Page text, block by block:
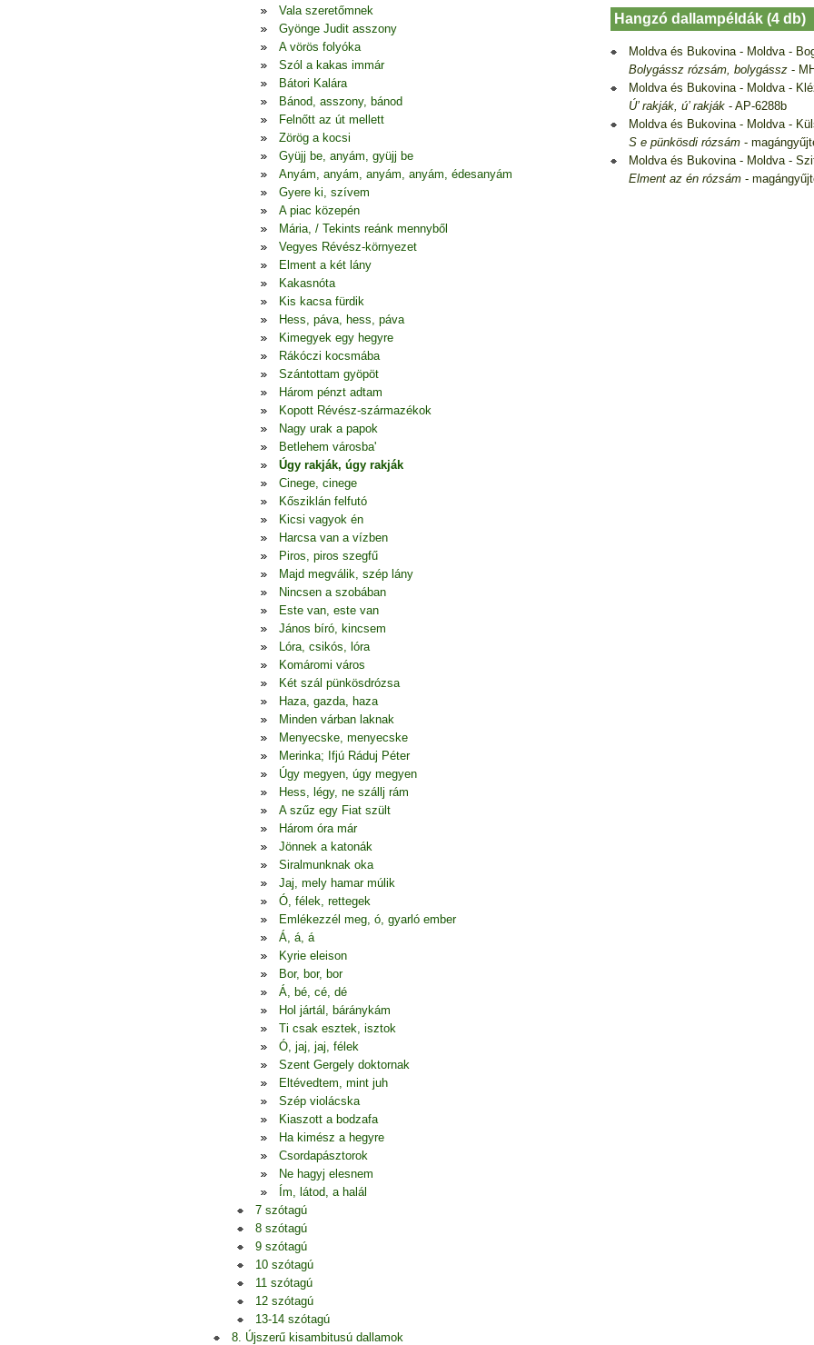
Vala szeretőmnek
Gyönge Judit asszony
A vörös folyóka
Szól a kakas immár
Bátori Kalára
Bánod, asszony, bánod
Felnőtt az út mellett
Zörög a kocsi
Gyüjj be, anyám, gyüjj be
Anyám, anyám, anyám, anyám, édesanyám
Gyere ki, szívem
A piac közepén
Mária, / Tekints reánk mennyből
Vegyes Révész-környezet
Elment a két lány
Kakasnóta
Kis kacsa fürdik
Hess, páva, hess, páva
Kimegyek egy hegyre
Rákóczi kocsmába
Szántottam gyöpöt
Három pénzt adtam
Kopott Révész-származékok
Nagy urak a papok
Betlehem városba'
Úgy rakják, úgy rakják
Cinege, cinege
Kősziklán felfutó
Kicsi vagyok én
Harcsa van a vízben
Piros, piros szegfű
Majd megválik, szép lány
Nincsen a szobában
Este van, este van
János bíró, kincsem
Lóra, csikós, lóra
Komáromi város
Két szál pünkösdrózsa
Haza, gazda, haza
Minden várban laknak
Menyecske, menyecske
Merinka; Ifjú Ráduj Péter
Úgy megyen, úgy megyen
Hess, légy, ne szállj rám
A szűz egy Fiat szült
Három óra már
Jönnek a katonák
Siralmunknak oka
Jaj, mely hamar múlik
Ó, félek, rettegek
Emlékezzél meg, ó, gyarló ember
Á, á, á
Kyrie eleison
Bor, bor, bor
Á, bé, cé, dé
Hol jártál, báránykám
Ti csak esztek, isztok
Ó, jaj, jaj, félek
Szent Gergely doktornak
Eltévedtem, mint juh
Szép violácska
Kiaszott a bodzafa
Ha kimész a hegyre
Csordapásztorok
Ne hagyj elesnem
Ím, látod, a halál
7 szótagú
8 szótagú
9 szótagú
10 szótagú
11 szótagú
12 szótagú
13-14 szótagú
8. Újszerű kisambitusú dallamok
Hangzó dallampéldák (4 db)
Moldva és Bukovina - Moldva -
Bolygássz rózsám, bolygássz -
Moldva és Bukovina - Moldva -
Ú’ rakják, ú’ rakják - AP-6288b
Moldva és Bukovina - Moldva -
S e pünkösdi rózsám -
Moldva és Bukovina - Moldva -
Elment az én rózsám -